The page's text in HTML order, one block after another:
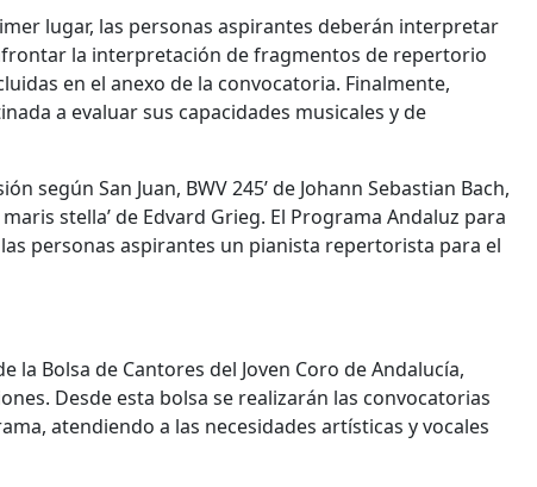
lugar, las personas aspirantes deberán interpretar
la interpretación de fragmentos de repertorio
en el anexo de la convocatoria. Finalmente,
a evaluar sus capacidades musicales y de
según San Juan, BWV 245’ de Johann Sebastian Bach,
stella’ de Edvard Grieg. El Programa Andaluz para
personas aspirantes un pianista repertorista para el
Bolsa de Cantores del Joven Coro de Andalucía,
Desde esta bolsa se realizarán las convocatorias
atendiendo a las necesidades artísticas y vocales